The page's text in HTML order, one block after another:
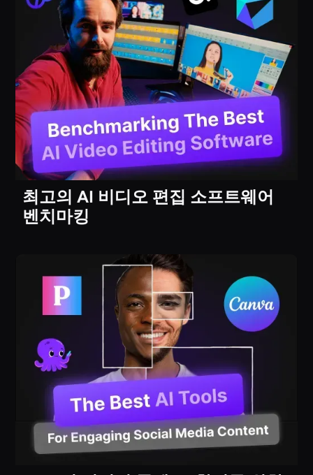
최고의 AI 비디오 편집 소프트웨어
벤치마킹